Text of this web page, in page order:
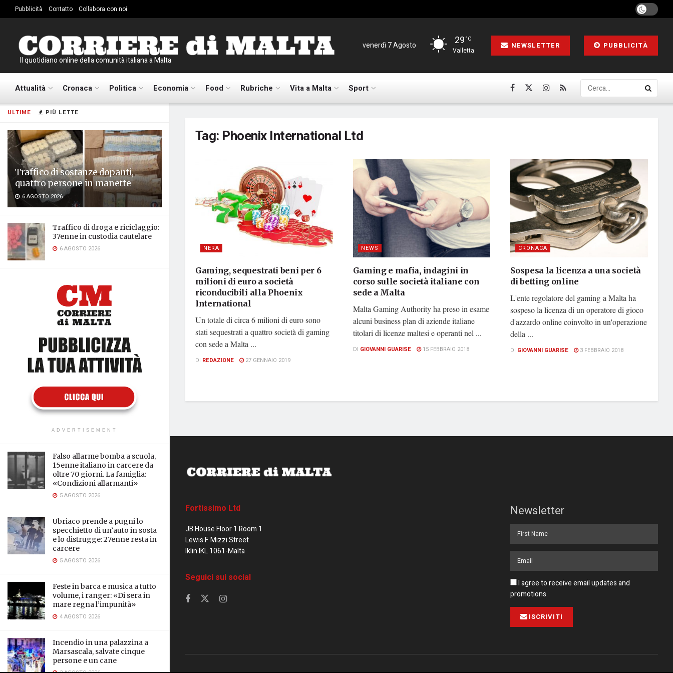
ULTIME PIÙ LETTE
Traffico di sostanze dopanti,
quattro persone in manette
6 AGOSTO 2026
Traffico di droga e riciclaggio:
37enne in custodia cautelare
6 AGOSTO 2026
ADVERTISEMENT
Falso allarme bomba a scuola,
15enne italiano in carcere da
oltre 70 giorni. La famiglia:
«Condizioni allarmanti»
5 AGOSTO 2026
Ubriaco prende a pugni lo
specchietto di un’auto in sosta
e lo distrugge: 27enne resta in
carcere
5 AGOSTO 2026
Feste in barca e musica a tutto
volume, i ranger: «Di sera in
mare regna l’impunità»
4 AGOSTO 2026
Incendio in una palazzina a
Marsascala, salvate cinque
persone e un cane
Pubblicità Contatto Collabora con noi
Il quotidiano online della comunità italiana a Malta
venerdì 7 Agosto 29°C
Valletta
NEWSLETTER PUBBLICITÀ
Attualità Cronaca Politica Economia Food Rubriche Vita a Malta Sport
Tag: Phoenix International Ltd
NERA
Gaming, sequestrati beni per 6
milioni di euro a società
riconducibili alla Phoenix
International
Un totale di circa 6 milioni di euro sono
stati sequestrati a quattro società di gaming
con sede a Malta ...
DI REDAZIONE 27 GENNAIO 2019
NEWS
Gaming e mafia, indagini in
corso sulle società italiane con
sede a Malta
Malta Gaming Authority ha preso in esame
alcuni business plan di aziende italiane
titolari di licenze maltesi e operanti nel ...
DI GIOVANNI GUARISE 15 FEBBRAIO 2018
CRONACA
Sospesa la licenza a una società
di betting online
L'ente regolatore del gaming a Malta ha
sospeso la licenza di un operatore di gioco
d'azzardo online coinvolto in un'operazione
della ...
DI GIOVANNI GUARISE 3 FEBBRAIO 2018
Fortissimo Ltd
JB House Floor 1 Room 1
Lewis F. Mizzi Street
Iklin IKL 1061-Malta
Seguici sui social
Newsletter
I agree to receive email updates and
promotions.
ISCRIVITI